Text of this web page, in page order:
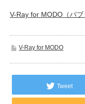
V-Ray for MODO（パ
V-Ray for MODO
Tweet